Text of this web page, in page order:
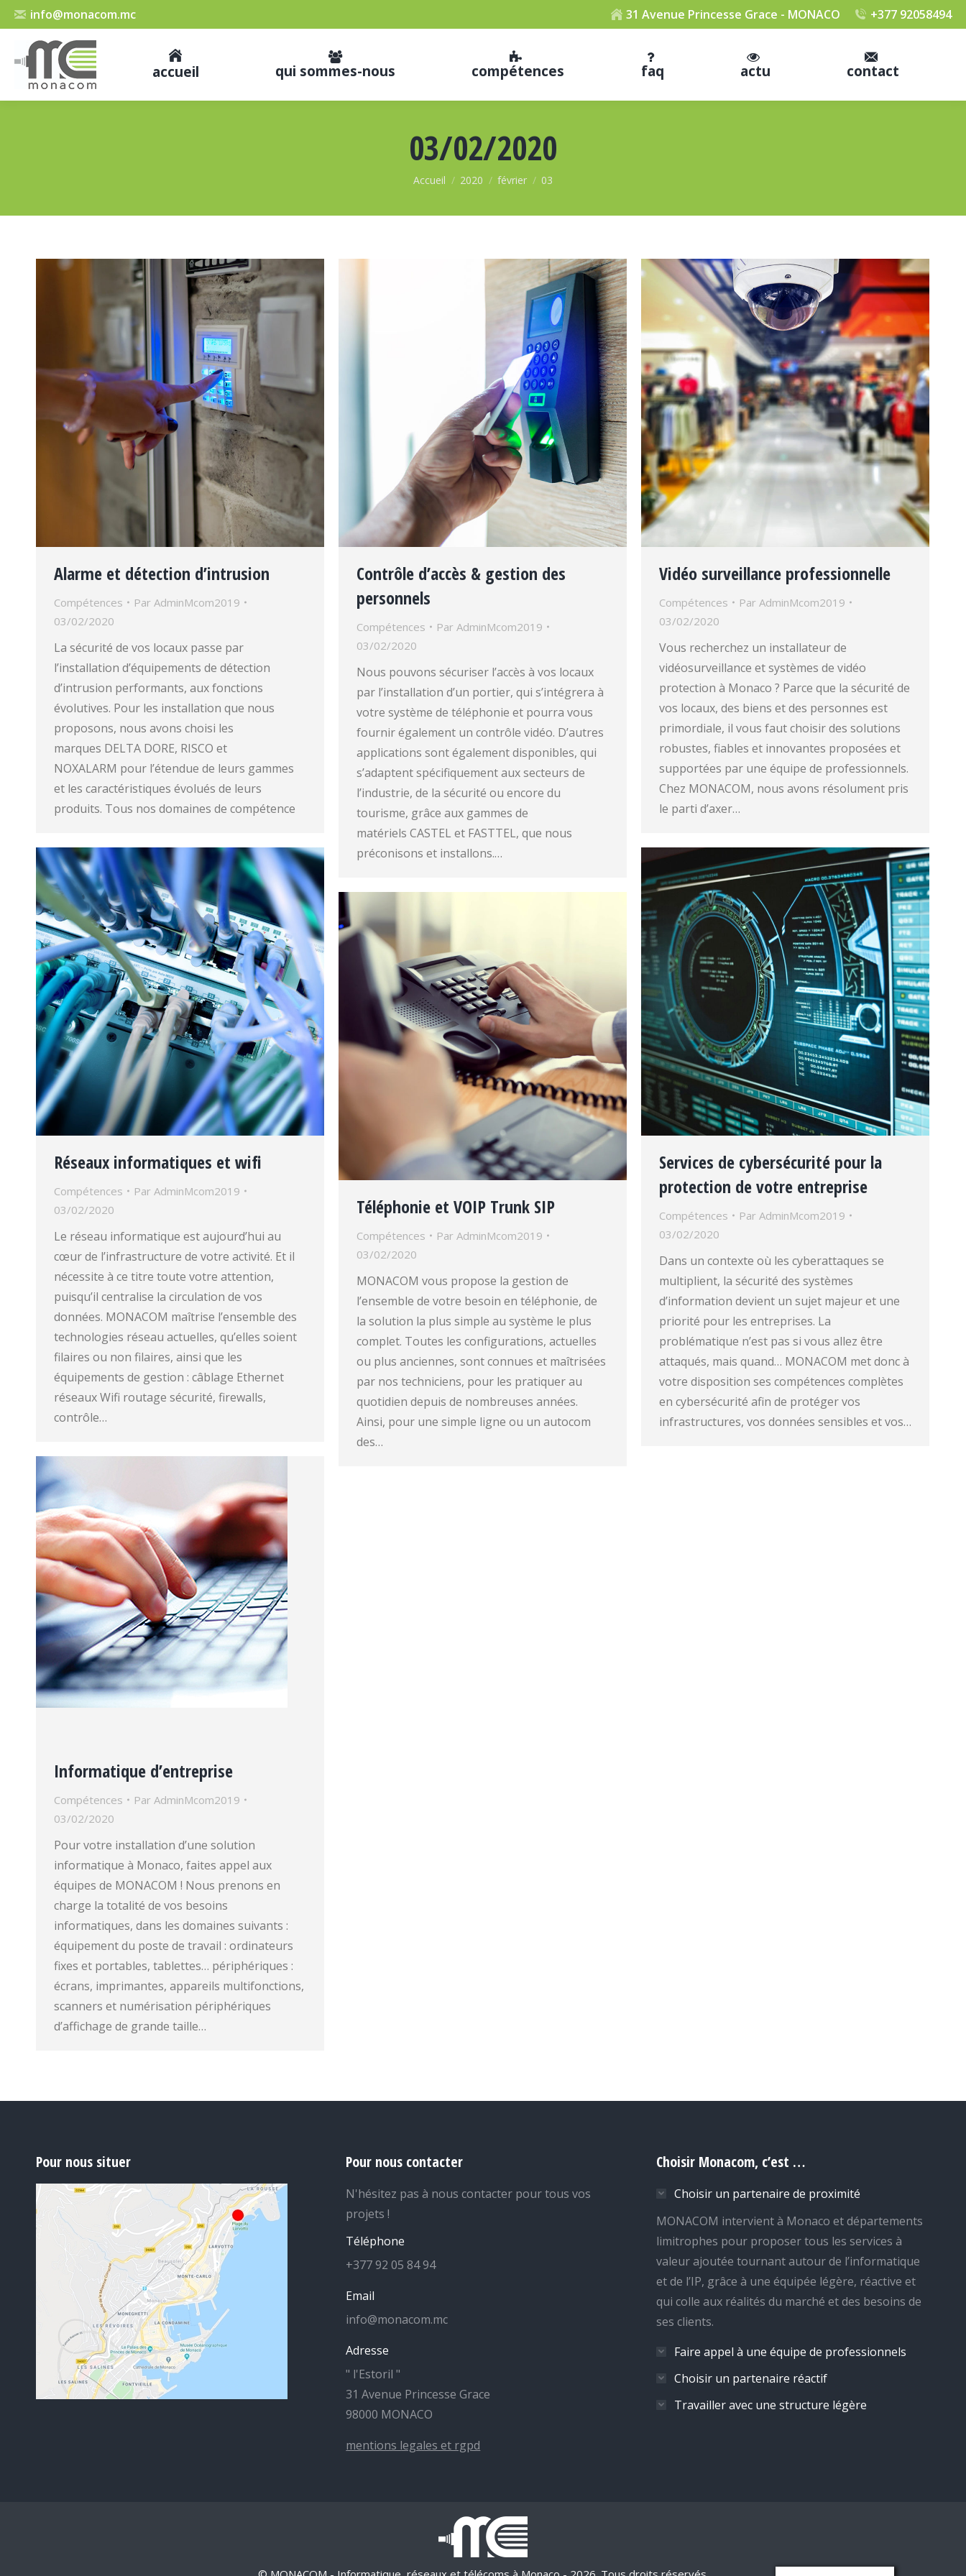
info@monacom.mc 31 Avenue Princesse Grace - MONACO +377 92058494
accueil qui sommes-nous compétences faq actu contact
03/02/2020
Vous êtes ici :
Accueil 2020 février 03
Alarme et détection d’intrusion
Compétences Par AdminMcom2019
03/02/2020
La sécurité de vos locaux passe par
l’installation d’équipements de détection
d’intrusion performants, aux fonctions
évolutives. Pour les installation que nous
proposons, nous avons choisi les
marques DELTA DORE, RISCO et
NOXALARM pour l’étendue de leurs gammes
et les caractéristiques évolués de leurs
produits. Tous nos domaines de compétence
Contrôle d’accès & gestion des
personnels
Compétences Par AdminMcom2019
03/02/2020
Nous pouvons sécuriser l’accès à vos locaux
par l’installation d’un portier, qui s’intégrera à
votre système de téléphonie et pourra vous
fournir également un contrôle vidéo. D’autres
applications sont également disponibles, qui
s’adaptent spécifiquement aux secteurs de
l’industrie, de la sécurité ou encore du
tourisme, grâce aux gammes de
matériels CASTEL et FASTTEL, que nous
préconisons et installons.…
Vidéo surveillance professionnelle
Compétences Par AdminMcom2019
03/02/2020
Vous recherchez un installateur de
vidéosurveillance et systèmes de vidéo
protection à Monaco ? Parce que la sécurité de
vos locaux, des biens et des personnes est
primordiale, il vous faut choisir des solutions
robustes, fiables et innovantes proposées et
supportées par une équipe de professionnels.
Chez MONACOM, nous avons résolument pris
le parti d’axer…
Réseaux informatiques et wifi
Compétences Par AdminMcom2019
03/02/2020
Le réseau informatique est aujourd’hui au
cœur de l’infrastructure de votre activité. Et il
nécessite à ce titre toute votre attention,
puisqu’il centralise la circulation de vos
données. MONACOM maîtrise l’ensemble des
technologies réseau actuelles, qu’elles soient
filaires ou non filaires, ainsi que les
équipements de gestion : câblage Ethernet
réseaux Wifi routage sécurité, firewalls,
contrôle…
Services de cybersécurité pour la
protection de votre entreprise
Compétences Par AdminMcom2019
03/02/2020
Dans un contexte où les cyberattaques se
multiplient, la sécurité des systèmes
d’information devient un sujet majeur et une
priorité pour les entreprises. La
problématique n’est pas si vous allez être
attaqués, mais quand… MONACOM met donc à
votre disposition ses compétences complètes
en cybersécurité afin de protéger vos
infrastructures, vos données sensibles et vos…
Téléphonie et VOIP Trunk SIP
Compétences Par AdminMcom2019
03/02/2020
MONACOM vous propose la gestion de
l’ensemble de votre besoin en téléphonie, de
la solution la plus simple au système le plus
complet. Toutes les configurations, actuelles
ou plus anciennes, sont connues et maîtrisées
par nos techniciens, pour les pratiquer au
quotidien depuis de nombreuses années.
Ainsi, pour une simple ligne ou un autocom
des…
Informatique d’entreprise
Compétences Par AdminMcom2019
03/02/2020
Pour votre installation d’une solution
informatique à Monaco, faites appel aux
équipes de MONACOM ! Nous prenons en
charge la totalité de vos besoins
informatiques, dans les domaines suivants :
équipement du poste de travail : ordinateurs
fixes et portables, tablettes… périphériques :
écrans, imprimantes, appareils multifonctions,
scanners et numérisation périphériques
d’affichage de grande taille…
Pour nous situer Pour nous contacter
N'hésitez pas à nous contacter pour tous vos
projets !
Téléphone
+377 92 05 84 94
Email
info@monacom.mc
Adresse
" l'Estoril "
31 Avenue Princesse Grace
98000 MONACO
mentions legales et rgpd
Choisir Monacom, c’est …
Choisir un partenaire de proximité
MONACOM intervient à Monaco et départements
limitrophes pour proposer tous les services à
valeur ajoutée tournant autour de l’informatique
et de l’IP, grâce à une équipée légère, réactive et
qui colle aux réalités du marché et des besoins de
ses clients.
Faire appel à une équipe de professionnels
Choisir un partenaire réactif
Travailler avec une structure légère